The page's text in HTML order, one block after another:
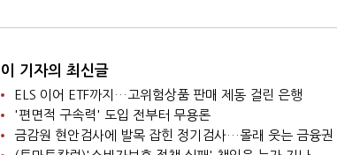
이 기자의 최신글
ELS 이어 ETF까지…고위험상품 판매 제동 걸린 은행
'편면적 구속력' 도입 전부터 무용론
금감원 현안검사에 발목 잡힌 정기검사…몰래 웃는 금융권